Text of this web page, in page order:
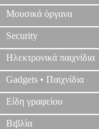
Μουσικά όργανα
Security
Ηλεκτρονικά παιχνίδια
Gadgets • Παιχνίδια
Είδη γραφείου
Βιβλία